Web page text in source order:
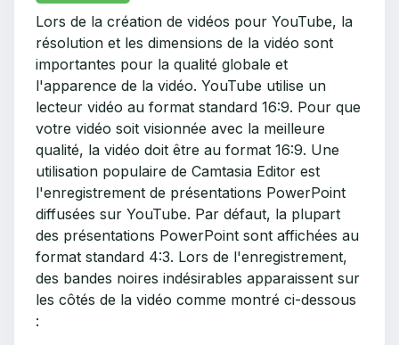
Lors de la création de vidéos pour YouTube, la
résolution et les dimensions de la vidéo sont
importantes pour la qualité globale et
l'apparence de la vidéo. YouTube utilise un
lecteur vidéo au format standard 16:9. Pour que
votre vidéo soit visionnée avec la meilleure
qualité, la vidéo doit être au format 16:9. Une
utilisation populaire de Camtasia Editor est
l'enregistrement de présentations PowerPoint
diffusées sur YouTube. Par défaut, la plupart
des présentations PowerPoint sont affichées au
format standard 4:3. Lors de l'enregistrement,
des bandes noires indésirables apparaissent sur
les côtés de la vidéo comme montré ci-dessous
: